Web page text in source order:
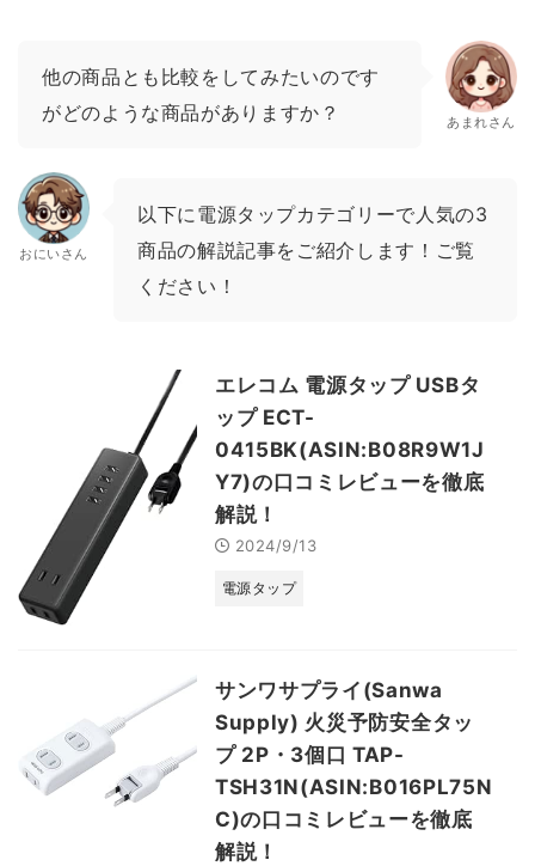
他の商品とも比較をしてみたいのです
がどのような商品がありますか？
あまれさん
おにいさん
以下に電源タップカテゴリーで人気の3
商品の解説記事をご紹介します！ご覧
ください！
エレコム 電源タップ USBタ
ップ ECT-
0415BK(ASIN:B08R9W1J
Y7)の口コミレビューを徹底
解説！
2024/9/13
電源タップ
サンワサプライ(Sanwa
Supply) 火災予防安全タッ
プ 2P・3個口 TAP-
TSH31N(ASIN:B016PL75N
C)の口コミレビューを徹底
解説！